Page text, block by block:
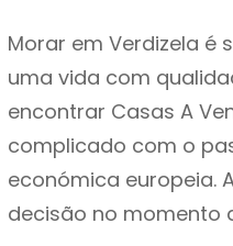
Morar em Verdizela é
uma vida com
encontrar Casas A
complicado com o
económica europeia.
decisão no momento